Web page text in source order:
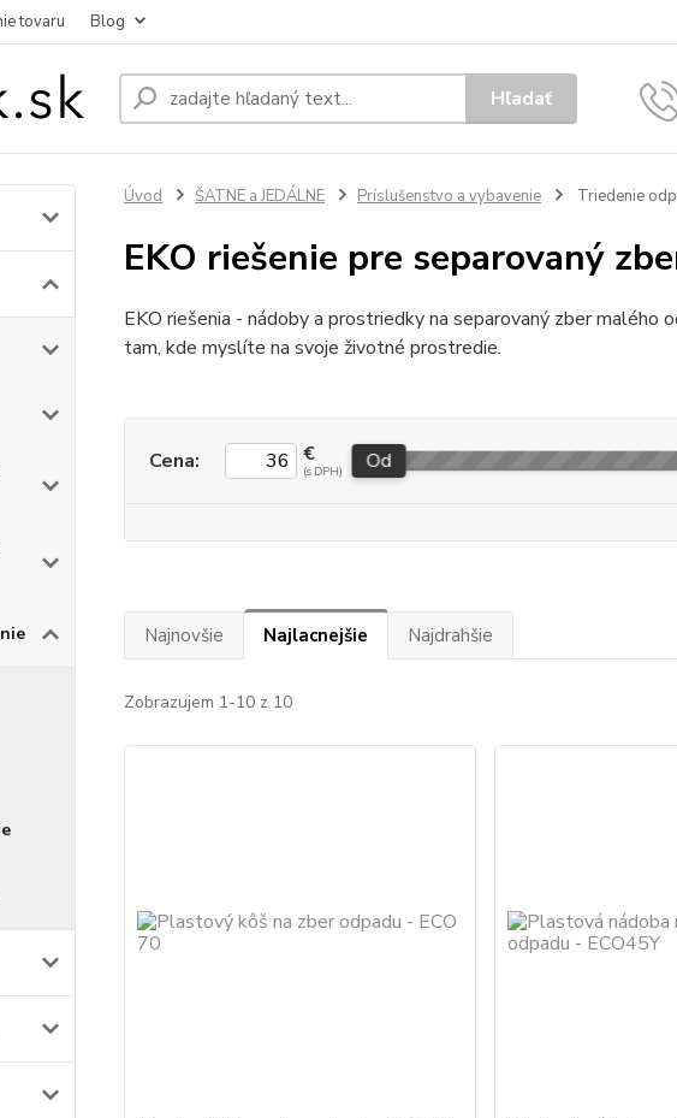
tovaru Blog
Hľadať
Úvod ŠATNE a JEDÁLNE Príslušenstvo a vybavenie Triedenie
EKO riešenie pre separovaný
EKO riešenia - nádoby a prostriedky na separovaný zber
tam, kde myslíte na svoje životné prostredie.
Cena: € Od
Najnovšie Najlacnejšie Najdrahšie
Zobrazujem 1-10 z 10